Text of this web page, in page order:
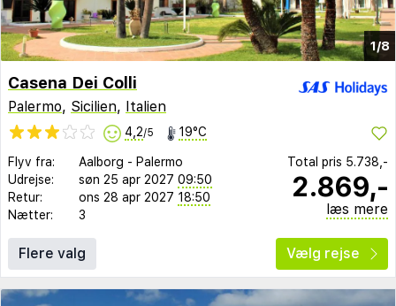
1/8
Casena Dei Colli
Palermo, Sicilien, Italien
4,2/5 19°C
Flyv fra: Aalborg - Palermo
Udrejse:
søn 25 apr 2027 09:50
Retur:
ons 28 apr 2027 18:50
Nætter:
3
Total pris 5.738,-
2.869,-
læs mere
Flere valg Vælg rejse